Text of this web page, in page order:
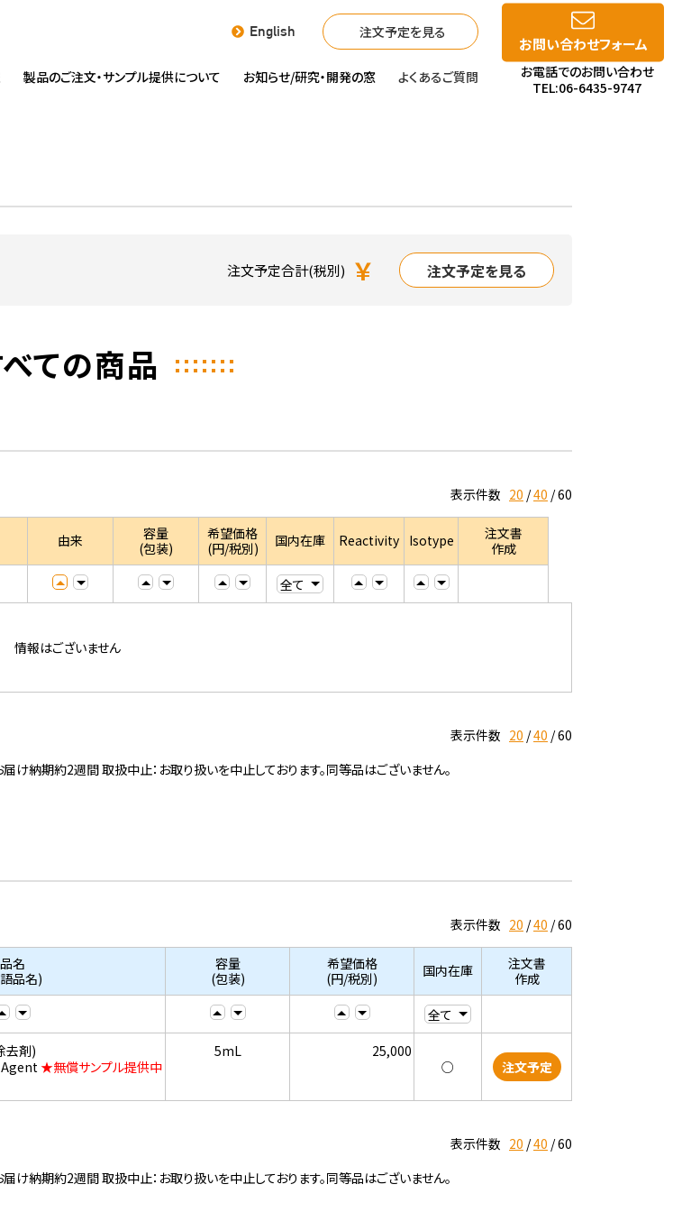
English 注文予定を見る
製品のご注文・サンプル提供について お知らせ/研究・開発の窓 よくあるご質問
お問い合わせフォーム
お電話でのお問い合わせ
TEL:06-6435-9747
注文予定合計(税別) ￥ 注文予定を見る
ての商品
表示件数 20 40 60
由来
容量
(包装)
希望価格
(円/税別)
国内在庫 Reactivity Isotype
注文書
作成
情報はございません
表示件数 20 40 60
納期約2週間 取扱中止：お取り扱いを中止しております。同等品はございません。
表示件数 20 40 60
品名
品名)
容量
(包装)
希望価格
(円/税別)
国内在庫
注文書
作成
去剤)
★無償サンプル提供中
5mL
25,000
○
注文予定
表示件数 20 40 60
納期約2週間 取扱中止：お取り扱いを中止しております。同等品はございません。